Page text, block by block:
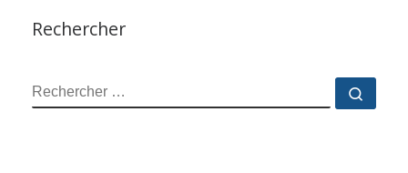
Rechercher
RECHERCHER